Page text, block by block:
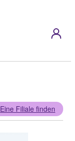
Eine Filiale finden